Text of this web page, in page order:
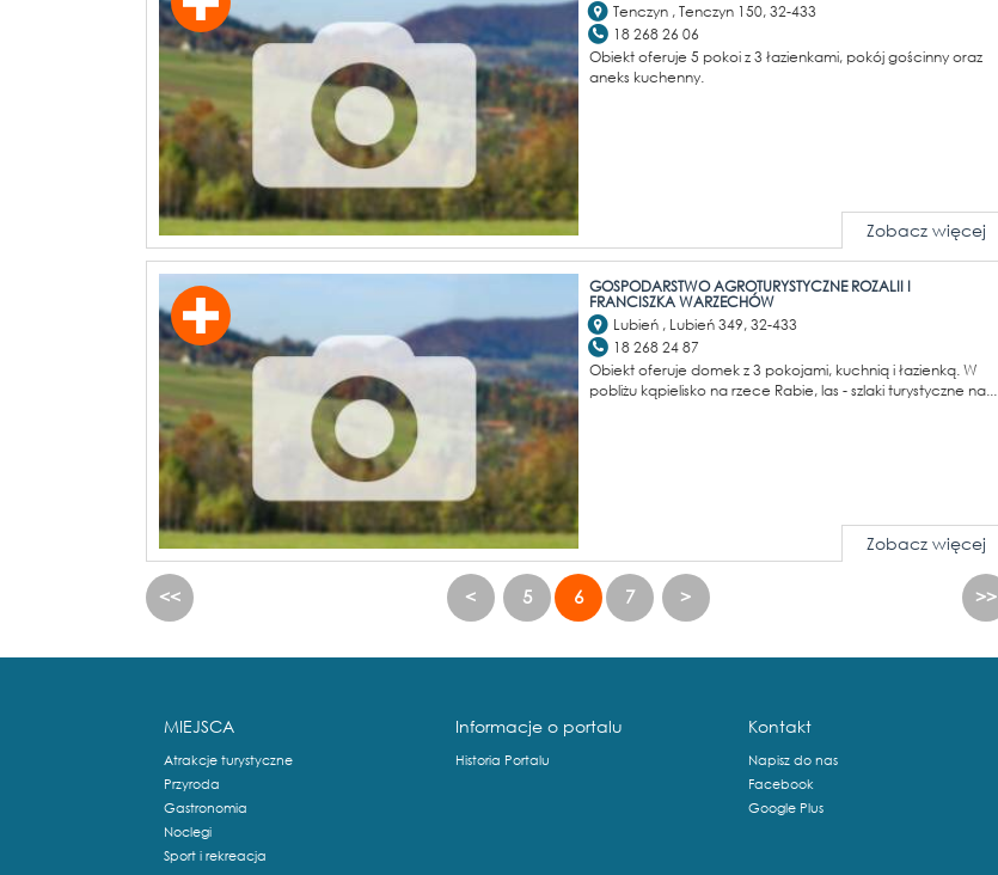
Tenczyn , Tenczyn 150, 32-433
18 268 26 06
Obiekt oferuje 5 pokoi z 3 łazienkami, pokój gościnny oraz
aneks kuchenny.
Zobacz więcej
GOSPODARSTWO AGROTURYSTYCZNE ROZALII I
FRANCISZKA WARZECHÓW
Lubień , Lubień 349, 32-433
18 268 24 87
Obiekt oferuje domek z 3 pokojami, kuchnią i łazienką. W
pobliżu kąpielisko na rzece Rabie, las - szlaki turystyczne na...
Zobacz więcej
<< < 5 6 7 > >>
MIEJSCA
Atrakcje turystyczne
Przyroda
Gastronomia
Noclegi
Sport i rekreacja
Informacje o portalu
Historia Portalu
Kontakt
Napisz do nas
Facebook
Google Plus